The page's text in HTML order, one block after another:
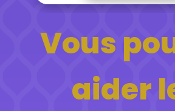
Vous
aider